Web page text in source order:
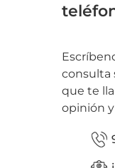
consulta
que te
opinión